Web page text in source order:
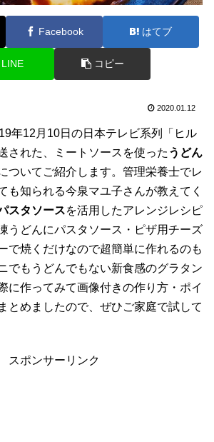
Facebook はてブ
LINE コピー
2020.01.12
年12月10日の日本テレビ系列「ヒル
された、ミートソースを使った うどん
ついてご紹介します。管理栄養士でレ
も知られる今泉マユ子さんが教えてく
スタソースを活用したアレンジレシピ
うどんにパスタソース・ピザ用チーズ
で焼くだけなので超簡単に作れるのも
でもうどんでもない新食感のグラタン
に作ってみて画像付きの作り方・ポイ
とめましたので、ぜひご家庭で試して
スポンサーリンク